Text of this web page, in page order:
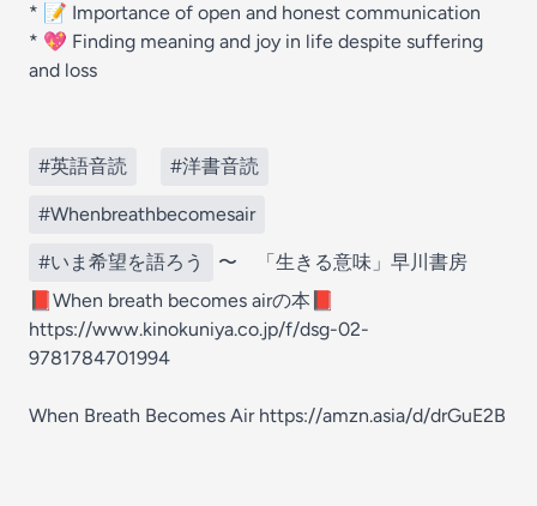
* 📝 Importance of open and honest communication
* 💖 Finding meaning and joy in life despite suffering
and loss
#英語音読 #洋書音読
#Whenbreathbecomesair
#いま希望を語ろう
〜 「生きる意味」早川書房
📕When breath becomes airの本📕
https://www.kinokuniya.co.jp/f/dsg-02-
9781784701994
When Breath Becomes Air https://amzn.asia/d/drGuE2B